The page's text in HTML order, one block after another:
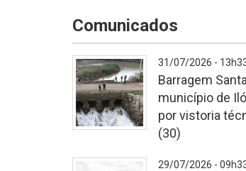
Comunicados
Vistoria
31/07/2026 -
Barragem
município de
por vistoria
(30)
29/07/2026 -